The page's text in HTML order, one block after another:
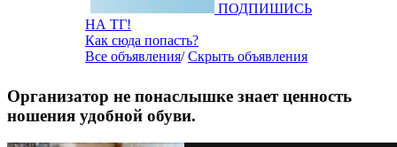
ПОДПИШИСЬ
НА ТГ!
Как сюда попасть?
Все объявления/Скрыть объявления
Организатор не понаслышке знает ценность
ношения удобной обуви.